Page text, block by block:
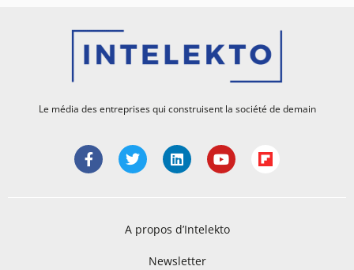
Le média des entreprises qui construisent la société de demain
A propos d’Intelekto
Newsletter